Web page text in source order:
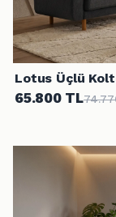
Lotus Üçlü
65.800 TL